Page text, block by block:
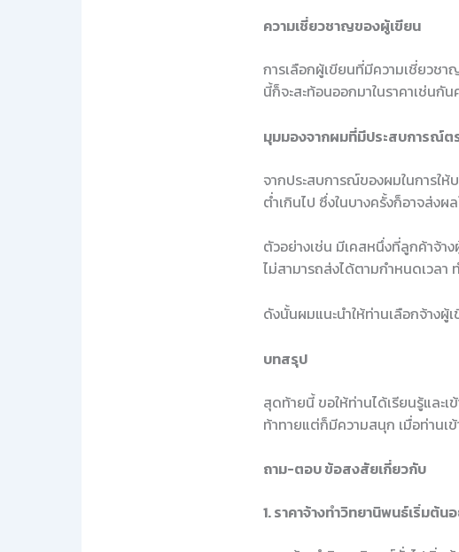
ความเชี่ยวชาญของผู้เขียน
การเลือกผู้เขียนที่มีความเชี่ยวช
นี้ก็จะสะท้อนออกมาในราคาเช่นกั
มุมมองจากผมที่มีประสบการณ์ต
จากประสบการณ์ของผมในการใ
ต่ำเกินไป ซึ่งในบางครั้งก็อาจส่งผ
ตัวอย่างเช่น มีเคสหนึ่งที่ลูกค้าจ้
ไม่สามารถส่งได้ตามกำหนดเวลา
ดังนั้นผมแนะนำให้ท่านเลือกจ้างผู้
บทสรุป
สุดท้ายนี้ ขอให้ท่านได้เรียนรู้และ
ท้าทายแต่ก็มีความสนุก เมื่อท่านเ
ถาม-ตอบ ข้อสงสัยเกี่ยวกับ
1. ราคาจ้างทำวิทยานิพนธ์เริ่มต้น